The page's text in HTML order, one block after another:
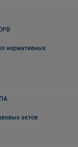
нормативных
актов